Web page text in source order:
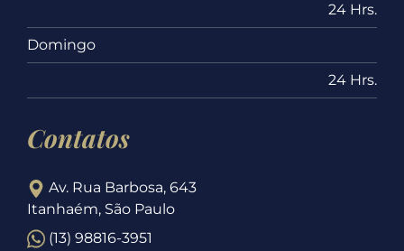
24 Hrs.
Domingo
24 Hrs.
Contatos
Av. Rua Barbosa, 643
Itanhaém, São Paulo
(13) 98816-3951